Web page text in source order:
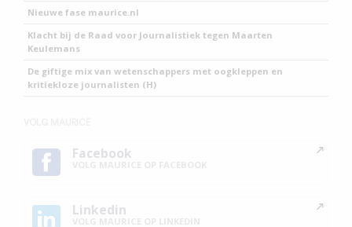
Nieuwe fase maurice.nl
Klacht bij de Raad voor Journalistiek tegen Maarten
Keulemans
De giftige mix van wetenschappers met oogkleppen en
kritiekloze journalisten (H)
Facebook
Linkedin